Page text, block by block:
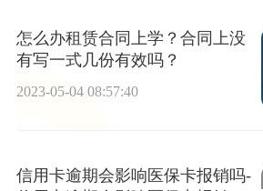
怎么办租赁合同上学？合同上没
有写一式几份有效吗？
2023-05-04 08:57:40
信用卡逾期会影响医保卡报销吗-